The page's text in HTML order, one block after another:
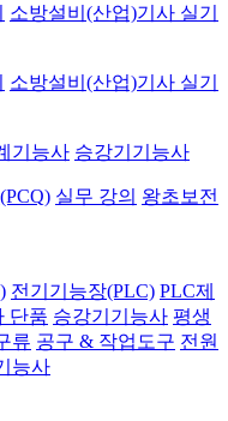
소방설비(산업)기사 실기
소방설비(산업)기사 실기
기능사 승강기기능사
실무 강의 왕초보전
전기기능장(PLC) PLC제
단품 승강기기능사 평생
류 공구 & 작업도구 전원
능사